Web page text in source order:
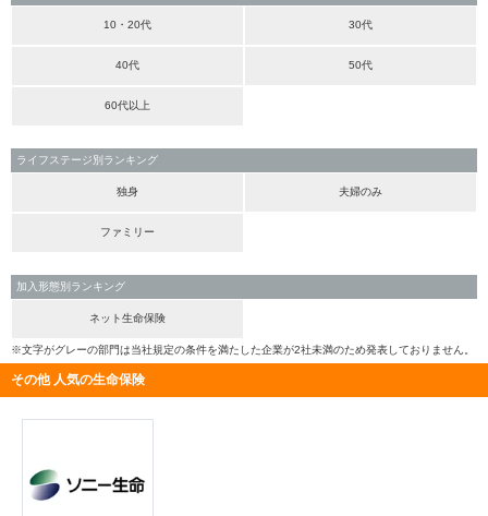
10・20代 30代
40代 50代
60代以上
ライフステージ別ランキング
独身 夫婦のみ
ファミリー
加入形態別ランキング
ネット生命保険
※文字がグレーの部門は当社規定の条件を満たした企業が2社未満のため発表しておりません。
その他 人気の生命保険